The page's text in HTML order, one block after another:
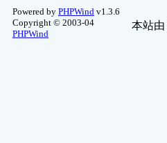
Powered by PHPWind v1.3.6
Copyright © 2003-04
PHPWind
本站由